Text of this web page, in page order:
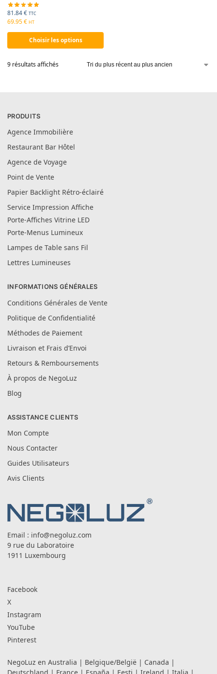
81.84€ TTC
69.95€ HT
Choisir les options
9 résultats affichés
PRODUITS
Agence Immobilière
Restaurant Bar Hôtel
Agence de Voyage
Point de Vente
Papier Backlight Rétro-éclairé
Service Impression Affiche
Porte-Affiches Vitrine LED
Porte-Menus Lumineux
Lampes de Table sans Fil
Lettres Lumineuses
INFORMATIONS GÉNÉRALES
Conditions Générales de Vente
Politique de Confidentialité
Méthodes de Paiement
Livraison et Frais d’Envoi
Retours & Remboursements
À propos de NegoLuz
Blog
ASSISTANCE CLIENTS
Mon Compte
Nous Contacter
Guides Utilisateurs
Avis Clients
Email : info@negoluz.com
9 rue du Laboratoire
1911 Luxembourg
Facebook
X
Instagram
YouTube
Pinterest
NegoLuz en Australia | Belgique/België | Canada |